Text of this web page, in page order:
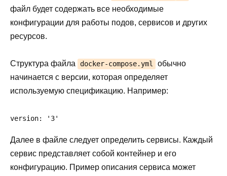
файл будет содержать все необходимые
конфигурации для работы подов, сервисов и других
ресурсов.
Структура файла docker-compose.yml
обычно
начинается с версии, которая определяет
используемую спецификацию. Например:
version: '3'
Далее в файле следует определить сервисы. Каждый
сервис представляет собой контейнер и его
конфигурацию. Пример описания сервиса может